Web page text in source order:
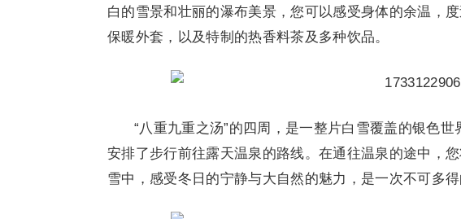
白的雪景和壮丽的瀑布美景，您可以感受身体的余温，
保暖外套，以及特制的热香料茶及多种饮品。
“八重九重之汤”的四周，是一整片白雪覆盖的银色
安排了步行前往露天温泉的路线。在通往温泉的途中，
雪中，感受冬日的宁静与大自然的魅力，是一次不可多得